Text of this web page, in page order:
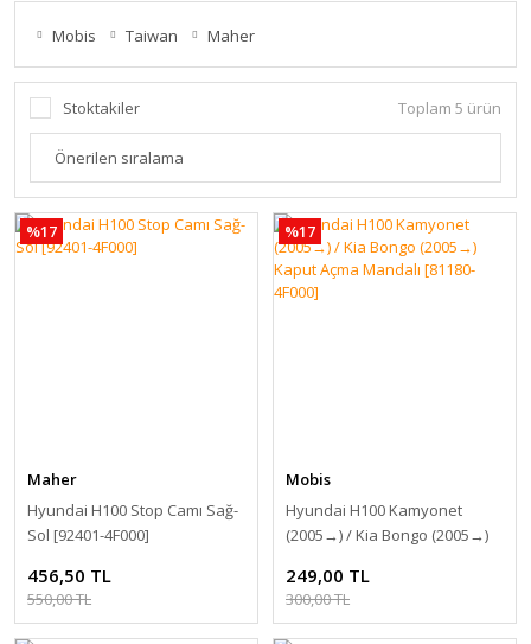
Mobis Taiwan Maher
Stoktakiler Toplam 5 ürün
%17
Maher
Hyundai H100 Stop Camı Sağ-
Sol [92401-4F000]
456,50 TL
550,00 TL
%17
Mobis
Hyundai H100 Kamyonet
(2005 →) / Kia Bongo (2005 →)
4F000]
249,00 TL
300,00 TL